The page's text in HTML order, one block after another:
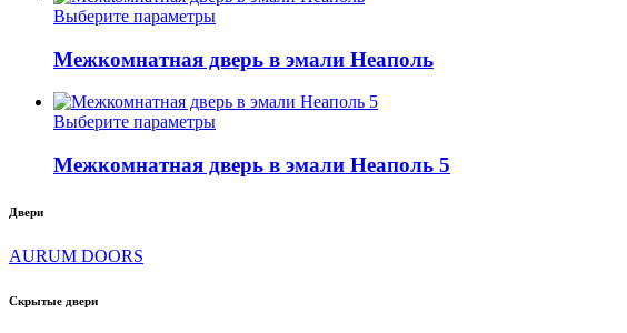
Опции
можно
на
товара.
Выберите параметрыЭтот
имеет
несколько
вариаций.
Опции
можно
на
Межкомнатная дверь в эмали Неаполь
Выберите параметрыЭтот
имеет
несколько
Межкомнатная дверь в эмали Неаполь 5
Двери
AURUM DOORS
Скрытые двери